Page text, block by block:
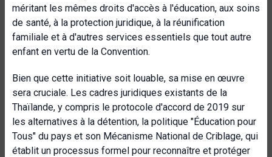
méritant les mêmes droits d'accès à l'éducation, aux soins
de santé, à la protection juridique, à la réunification
familiale et à d'autres services essentiels que tout autre
enfant en vertu de la Convention.
Bien que cette initiative soit louable, sa mise en œuvre
sera cruciale. Les cadres juridiques existants de la
Thaïlande, y compris le protocole d'accord de 2019 sur
les alternatives à la détention, la politique "Éducation pour
Tous" du pays et son Mécanisme National de Criblage, qui
établit un processus formel pour reconnaître et protéger